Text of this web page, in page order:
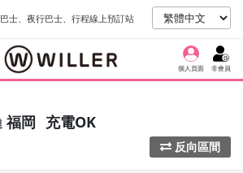
士、夜行巴士、行程線上預訂站
個人頁面 非會員
福岡 充電OK
反向區間